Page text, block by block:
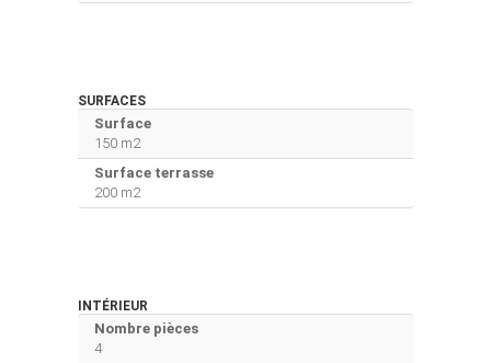
SURFACES
Surface
150 m2
Surface terrasse
200 m2
INTÉRIEUR
Nombre pièces
4